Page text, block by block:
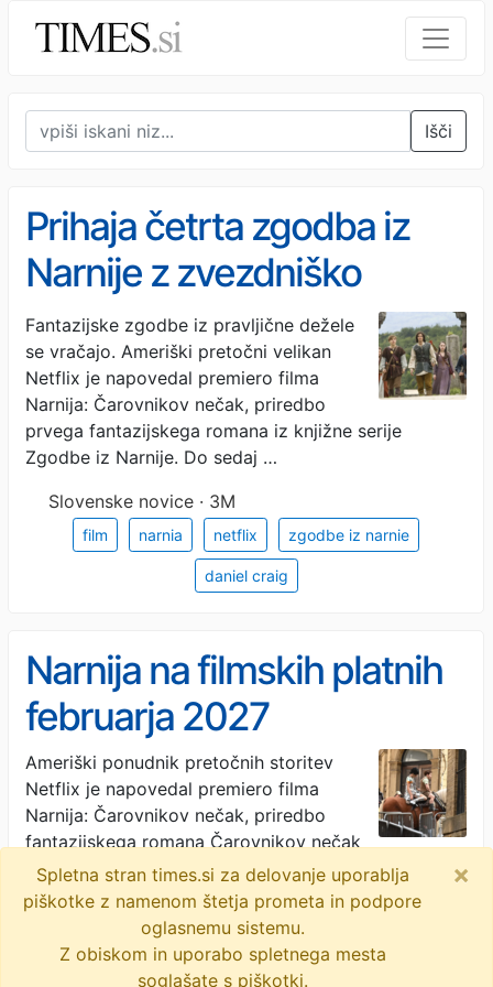
Išči
Prihaja četrta zgodba iz
Narnije z zvezdniško
zasedbo
Fantazijske zgodbe iz pravljične dežele
se vračajo. Ameriški pretočni velikan
Netflix je napovedal premiero filma
Narnija: Čarovnikov nečak, priredbo
prvega fantazijskega romana iz knjižne serije
Zgodbe iz Narnije. Do sedaj …
Slovenske novice · 3M
film narnia netflix zgodbe iz narnie
daniel craig
Narnija na filmskih platnih
februarja 2027
Ameriški ponudnik pretočnih storitev
Netflix je napovedal premiero filma
Narnija: Čarovnikov nečak, priredbo
fantazijskega romana Čarovnikov nečak
britanskega avtorja C. S. Lewisa iz leta 1955. Film
(Narnia: The Magician's Nephew) …
Primorske novice · 3M
Spletna stran times.si za delovanje uporablja
piškotke z namenom štetja prometa in podpore
oglasnemu sistemu.
Z obiskom in uporabo spletnega mesta
soglašate s piškotki.
×